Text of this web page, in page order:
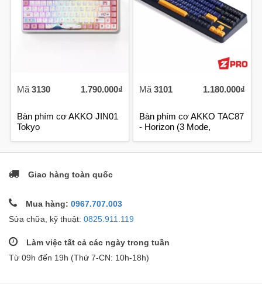
Mã 3130 1.790.000₫
Bàn phím cơ AKKO JIN01
Tokyo
Mã 3101 1.180.000₫
Bàn phím cơ AKKO TAC87
- Horizon (3 Mode,
Giao hàng toàn quốc
Mua hàng: 0967.707.003
Sửa chữa, kỹ thuật: 0825.911.119
Làm việc tất cả các ngày trong tuần
Từ 09h đến 19h (Thứ 7-CN: 10h-18h)